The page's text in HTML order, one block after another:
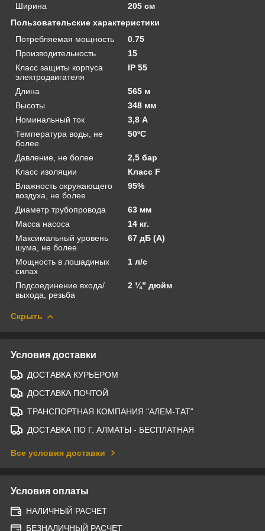
Ширина
205 см
Пользовательские характеристики
Потребляемая мощность
0.75
Производительность
15
Класс защиты корпуса
электродвигателя
IP 55
Длина
565 м
Высоты
348 мм
Номинальный ток
3,8 А
Температура воды, не
более
50ºС
Давление, не более
2,5 бар
Класс изоляции
Класс F
Влажность окружающего
воздуха, не более
95%
Диаметр трубопровода
63 мм
Масса насоса
14 кг.
Максимальный уровень
шума, не более
67 дБ (А)
Мощность в лошадиных
силах
1 л/с
Подсоединение входа/
выхода, резьба
2 ¼” дюйм
Скрыть
Условия доставки
ДОСТАВКА КУРЬЕРОМ
ДОСТАВКА ПОЧТОЙ
ТРАНСПОРТНАЯ КОМПАНИЯ "АЛЕМ-ТАТ"
ДОСТАВКА ПО Г. АЛМАТЫ - БЕСПЛАТНАЯ
Все условия доставки
Условия оплаты
НАЛИЧНЫЙ РАСЧЕТ
БЕЗНАЛИЧНЫЙ РАСЧЕТ